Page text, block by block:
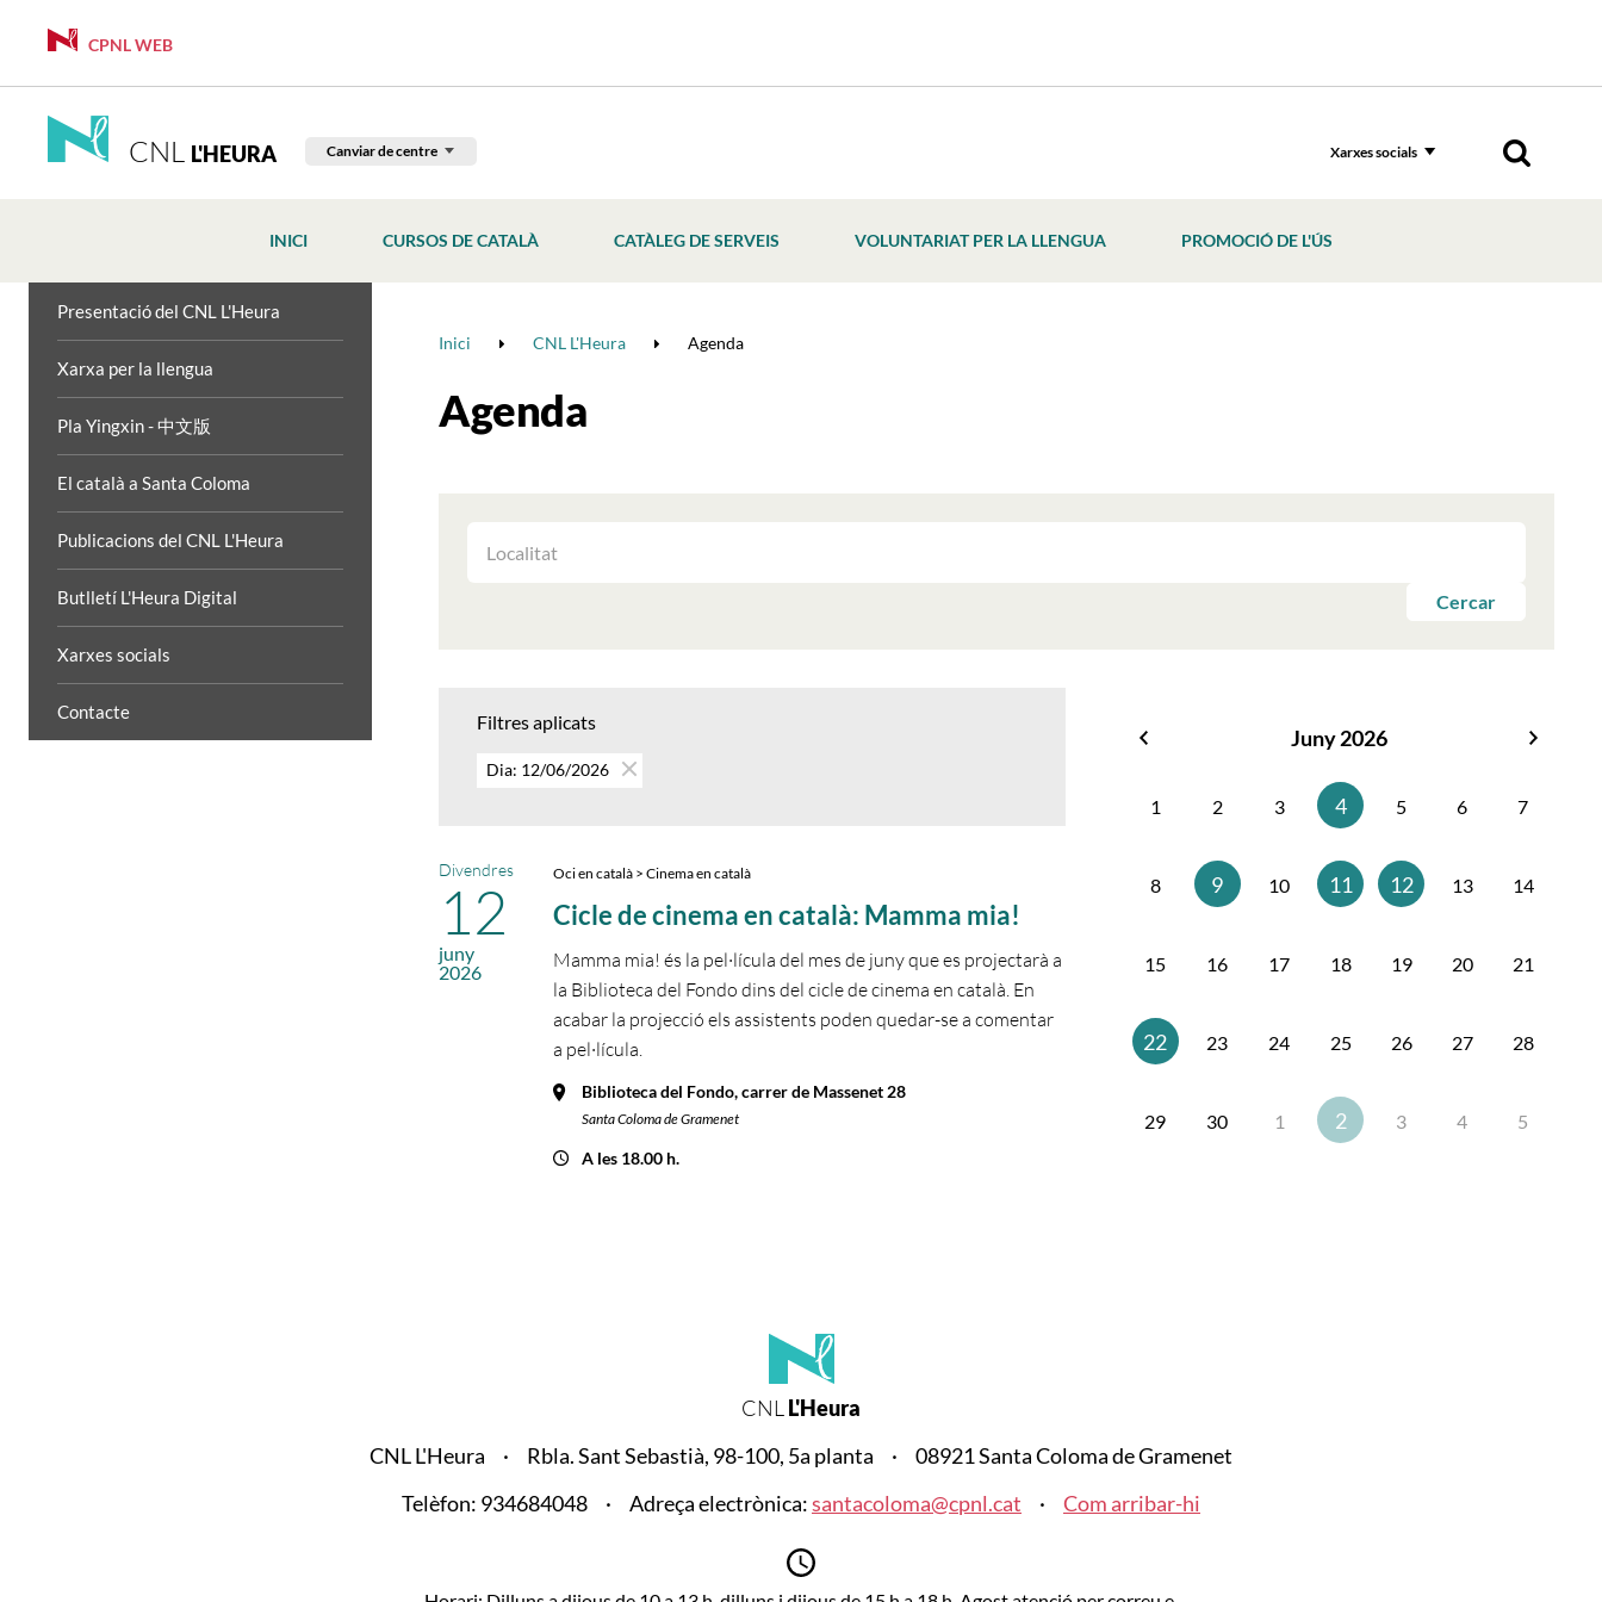
CPNL WEB
CNL L'HEURA Canviar de centre Xarxes socials
INICI CURSOS DE CATALÀ CATÀLEG DE SERVEIS VOLUNTARIAT PER LA LLENGUA PROMOCIÓ DE L'ÚS
Presentació del CNL L'Heura
Xarxa per la llengua
Pla Yingxin - 中文版
El català a Santa Coloma
Publicacions del CNL L'Heura
Butlletí L'Heura Digital
Xarxes socials
Contacte
Inici CNL L'Heura Agenda
Agenda
LES
Cercar
Filtres aplicats
Dia: 12/06/2026
Oci en català > Cinema en català
Cicle de cinema en català: Mamma mia!
Mamma mia! és la pel·lícula del mes de juny que es projectarà a
la Biblioteca del Fondo dins del cicle de cinema en català. En
acabar la projecció els assistents poden quedar-se a comentar
a pel·lícula.
Biblioteca del Fondo, carrer de Massenet 28
Santa Coloma de Gramenet
A les 18.00 h.
Divendres
12
juny
2026
Juny 2026
1 2 3 4 5 6 7
8 9 10 11 12 13 14
15 16 17 18 19 20 21
22 23 24 25 26 27 28
29 30 1 2 3 4 5
CNL L'Heura
CNL L'Heura
Rbla. Sant Sebastià, 98-100, 5a planta
08921 Santa Coloma de Gramenet
Telèfon: 934684048
Adreça electrònica:santacoloma@cpnl.cat Com arribar-hi